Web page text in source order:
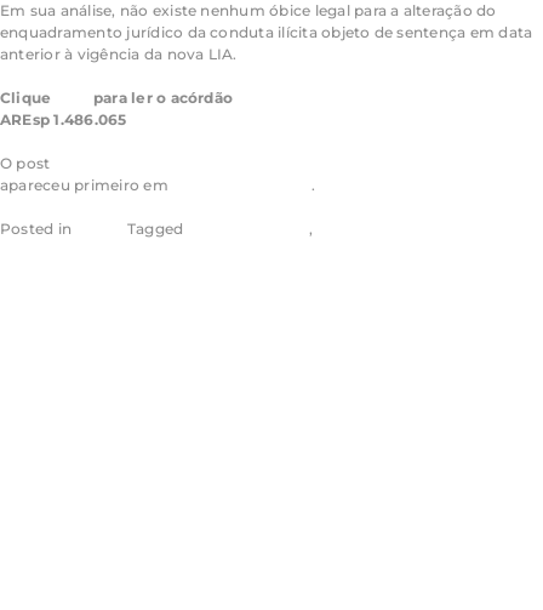
Em sua análise, não existe nenhum óbice legal para a alteração do
enquadramento jurídico da conduta ilícita objeto de sentença em data
anterior à vigência da nova LIA.
Clique
para ler o acórdão
AREsp 1.486.065
O post
apareceu primeiro em
Consultor Jurídico.
Posted in Tagged ,